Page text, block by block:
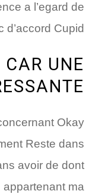
a l’egard de
d’accord Cupid
UNE
Okay
Reste dans
avoir de dont
appartenant ma